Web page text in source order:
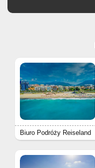
Biuro Podróży Reiseland